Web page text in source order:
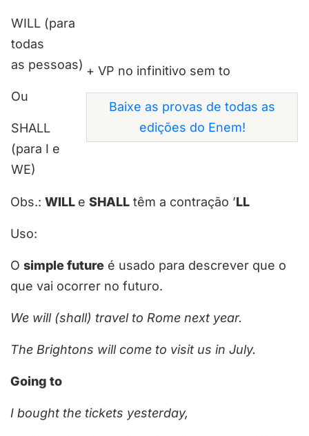
WILL (para
todas
as pessoas)
Ou
SHALL
(para I e
WE)
+ VP no infinitivo sem to
Baixe as provas de todas as
edições do Enem!
Obs.: WILL e SHALL têm a contração ’LL
Uso:
O simple future é usado para descrever que o
que vai ocorrer no futuro.
We will (shall) travelto Rome next year.
The Brightons will come to visit us in July.
Going to
I bought the tickets yesterday,